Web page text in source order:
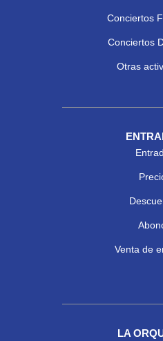
Conciertos
Conciertos
Otras
Venta de
LA